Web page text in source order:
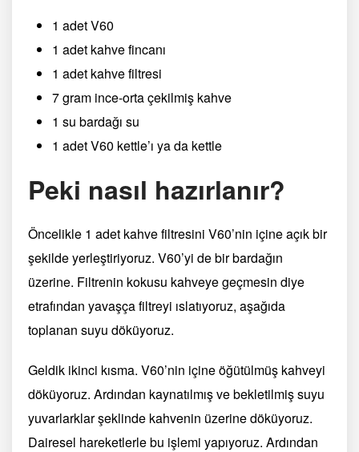
1 adet V60
1 adet kahve fincanı
1 adet kahve filtresi
7 gram ince-orta çekilmiş kahve
1 su bardağı su
1 adet V60 kettle’ı ya da kettle
Peki nasıl hazırlanır?
Öncelikle 1 adet kahve filtresini V60’nin içine açık bir
şekilde yerleştiriyoruz. V60’yi de bir bardağın
üzerine. Filtrenin kokusu kahveye geçmesin diye
etrafından yavaşça filtreyi ıslatıyoruz, aşağıda
toplanan suyu döküyoruz.
Geldik ikinci kısma. V60’nin içine öğütülmüş kahveyi
döküyoruz. Ardından kaynatılmış ve bekletilmiş suyu
yuvarlarklar şeklinde kahvenin üzerine döküyoruz.
Dairesel hareketlerle bu işlemi yapıyoruz. Ardından